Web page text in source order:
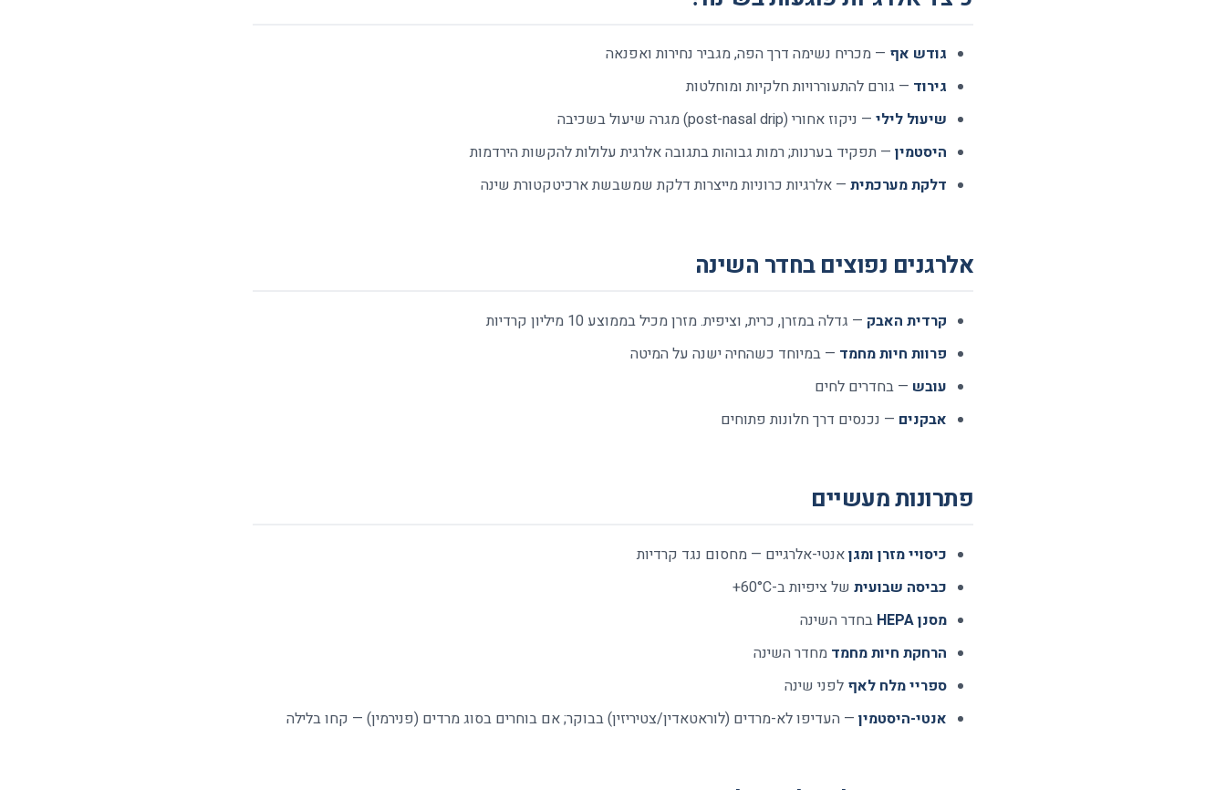
גודש אף — מכריח נשימה דרך הפה, מגביר נחירות ואפנאה
גירוד — גורם להתעוררויות חלקיות ומוחלטות
שיעול לילי— ניקוז אחורי (post-nasal drip) מגרה שיעול בשכיבה
היסטמין— תפקיד בערנות; רמות גבוהות בתגובה אלרגית עלולות להקשות הירדמות
דלקת מערכתית— אלרגיות כרוניות מייצרות דלקת שמשבשת ארכיטקטורת שינה
אלרגנים נפוצים בחדר השינה
קרדית האבק — גדלה במזרן, כרית, וציפית. מזרן מכיל בממוצע 10 מיליון קרדיות
פרוות חיות מחמד — במיוחד כשהחיה ישנה על המיטה
עובש — בחדרים לחים
אבקנים — נכנסים דרך חלונות פתוחים
פתרונות מעשיים
כיסויי מזרן ומגןאנטי-אלרגיים — מחסום נגד קרדיות
כביסה שבועיתשל ציפיות ב-60°C+
מסנן HEPA
בחדר השינה
הרחקת חיות מחמד מחדר השינה
ספריי מלח לאף לפני שינה
אנטי-היסטמין— העדיפו לא-מרדים (לוראטאדין/צטיריזין) בבוקר; אם בוחרים בסוג מרדים (פנירמין) — קחו בלילה